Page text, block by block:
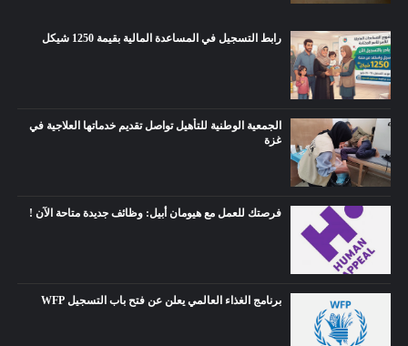
رابط التسجيل في المساعدة المالية بقيمة 1250 شيكل
الجمعية الوطنية للتأهيل تواصل تقديم خدماتها العلاجية في
غزة
فرصتك للعمل مع هيومان أبيل: وظائف جديدة متاحة الآن !
برنامج الغذاء العالمي يعلن عن فتح باب التسجيل WFP